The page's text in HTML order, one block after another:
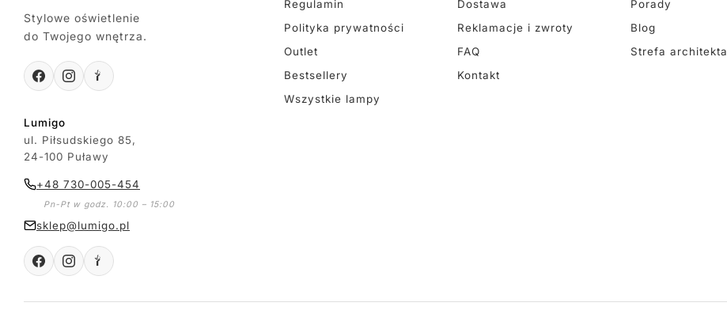
Stylowe oświetlenie
do Twojego wnętrza.
Lumigo
ul. Piłsudskiego 85,
24-100 Puławy
+48 730-005-454
Pn-Pt w godz. 10:00 – 15:00
sklep@lumigo.pl
Regulamin
Polityka prywatności
Outlet
Bestsellery
Wszystkie lampy
Dostawa
Reklamacje i zwroty
FAQ
Kontakt
Porady
Blog
Strefa architekta